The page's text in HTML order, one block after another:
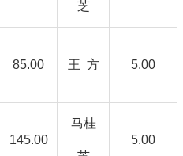
芝
85.00 王 方 5.00
145.00
马桂
5.00